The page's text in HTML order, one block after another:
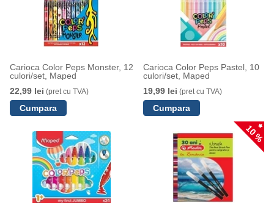
Carioca Color Peps Monster, 12
culori/set, Maped
22,99 lei (pret cu TVA)
Carioca Color Peps Pastel, 10
culori/set, Maped
19,99 lei (pret cu TVA)
10 %